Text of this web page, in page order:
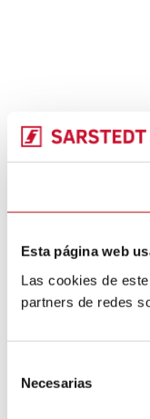
Esta página web
Las cookies de
partners de redes
Necesarias